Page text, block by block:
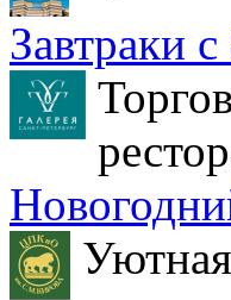
Завтраки